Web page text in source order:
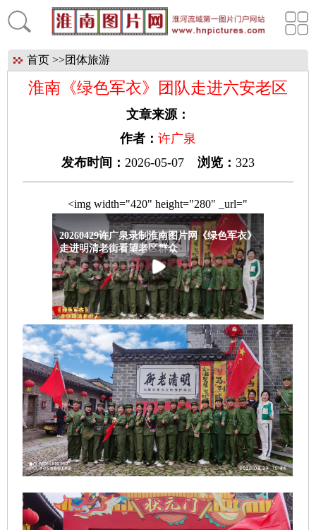
首页>>团体旅游
淮南《绿色军衣》团队走进六安老区
文章来源：
作者： 许广泉
发布时间： 2026-05-07 浏览： 323
<img width="420" height="280" _url="